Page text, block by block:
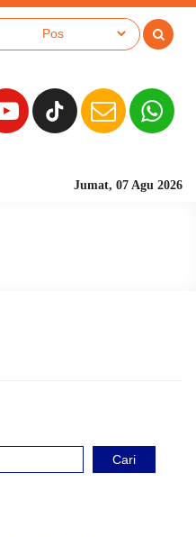
Jumat, 07 Agu 2026
Sekolah
Cari